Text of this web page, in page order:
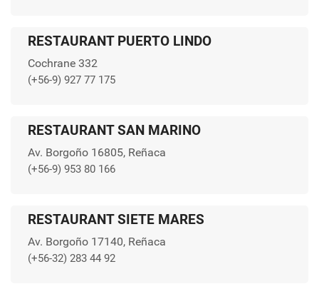
RESTAURANT PUERTO LINDO
Cochrane 332
(+56-9) 927 77 175
RESTAURANT SAN MARINO
Av. Borgoño 16805, Reñaca
(+56-9) 953 80 166
RESTAURANT SIETE MARES
Av. Borgoño 17140, Reñaca
(+56-32) 283 44 92